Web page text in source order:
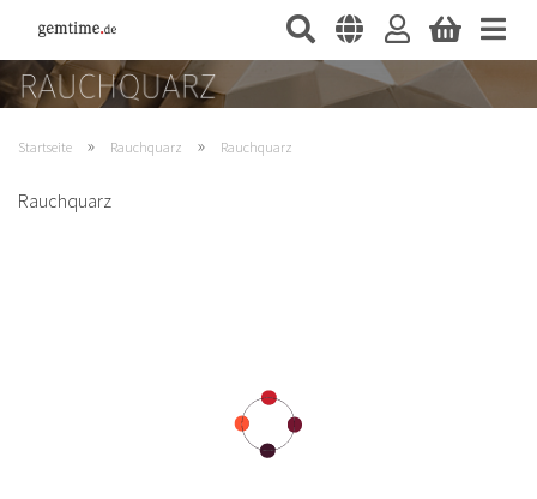
Startseite » Rauchquarz » Rauchquarz
Rauchquarz